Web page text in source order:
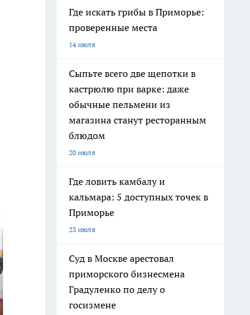
Где искать грибы в Приморье:
проверенные места
14 июля
Сыпьте всего две щепотки в
кастрюлю при варке: даже
обычные пельмени из
магазина станут ресторанным
блюдом
20 июля
Где ловить камбалу и
кальмара: 5 доступных точек в
Приморье
23 июля
Суд в Москве арестовал
приморского бизнесмена
Градуленко по делу о
госизмене